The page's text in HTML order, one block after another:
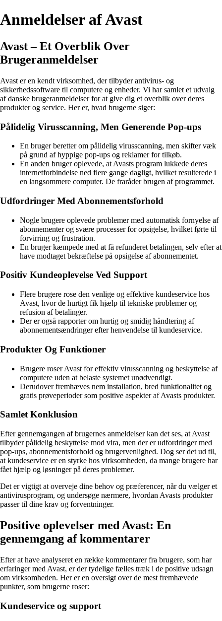
Anmeldelser af Avast
Avast – Et Overblik Over
Brugeranmeldelser
Avast er en kendt virksomhed, der tilbyder antivirus- og
sikkerhedssoftware til computere og enheder. Vi har samlet et udvalg
af danske brugeranmeldelser for at give dig et overblik over deres
produkter og service. Her er, hvad brugerne siger:
Pålidelig Virusscanning, Men Generende Pop-ups
En bruger beretter om pålidelig virusscanning, men skifter væk
på grund af hyppige pop-ups og reklamer for tilkøb.
En anden bruger oplevede, at Avasts program lukkede deres
internetforbindelse ned flere gange dagligt, hvilket resulterede i
en langsommere computer. De fraråder brugen af programmet.
Udfordringer Med Abonnementsforhold
Nogle brugere oplevede problemer med automatisk fornyelse af
abonnementer og svære processer for opsigelse, hvilket førte til
forvirring og frustration.
En bruger kæmpede med at få refunderet betalingen, selv efter at
have modtaget bekræftelse på opsigelse af abonnementet.
Positiv Kundeoplevelse Ved Support
Flere brugere rose den venlige og effektive kundeservice hos
Avast, hvor de hurtigt fik hjælp til tekniske problemer og
refusion af betalinger.
Der er også rapporter om hurtig og smidig håndtering af
abonnementsændringer efter henvendelse til kundeservice.
Produkter Og Funktioner
Brugere roser Avast for effektiv virusscanning og beskyttelse af
computere uden at belaste systemet unødvendigt.
Derudover fremhæves nem installation, bred funktionalitet og
gratis prøveperioder som positive aspekter af Avasts produkter.
Samlet Konklusion
Efter gennemgangen af brugernes anmeldelser kan det ses, at Avast
tilbyder pålidelig beskyttelse mod vira, men der er udfordringer med
pop-ups, abonnementsforhold og brugervenlighed. Dog ser det ud til,
at kundeservice er en styrke hos virksomheden, da mange brugere har
fået hjælp og løsninger på deres problemer.
Det er vigtigt at overveje dine behov og præferencer, når du vælger et
antivirusprogram, og undersøge nærmere, hvordan Avasts produkter
passer til dine krav og forventninger.
Positive oplevelser med Avast: En
gennemgang af kommentarer
Efter at have analyseret en række kommentarer fra brugere, som har
erfaringer med Avast, er der tydelige fælles træk i de positive udsagn
om virksomheden. Her er en oversigt over de mest fremhævede
punkter, som brugerne roser:
Kundeservice og support